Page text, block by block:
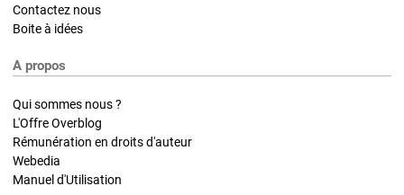
Contactez nous
Boite à idées
A propos
Qui sommes nous ?
L'Offre Overblog
Rémunération en droits d'auteur
Webedia
Manuel d'Utilisation